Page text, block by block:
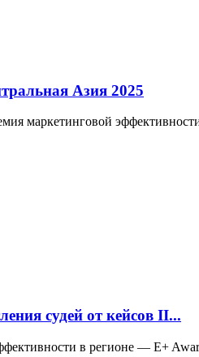
Азия 2025
маркетинговой
судей от кейсов II...
в регионе — E+